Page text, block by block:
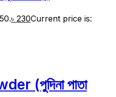
৳ 230Current price is:
(পুদিনা পাতা